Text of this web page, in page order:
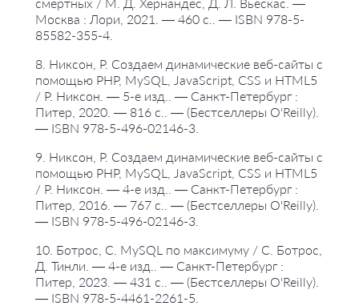
Москва : Лори, 2021. — 460 с.. — ISBN 978-5-
85582-355-4.
8. Никсон, Р. Создаем динамические веб-сайты с
помощью PHP, MySQL, JavaScript, CSS и HTML5
/ Р. Никсон. — 5-е изд.. — Санкт-Петербург :
Питер, 2020. — 816 с.. — (Бестселлеры O'Reilly).
— ISBN 978-5-496-02146-3.
9. Никсон, Р. Создаем динамические веб-сайты с
помощью PHP, MySQL, JavaScript, CSS и HTML5
/ Р. Никсон. — 4-е изд.. — Санкт-Петербург :
Питер, 2016. — 767 с.. — (Бестселлеры O'Reilly).
— ISBN 978-5-496-02146-3.
10. Ботрос, С. MySQL по максимуму / С. Ботрос,
Д. Тинли. — 4-е изд.. — Санкт-Петербург :
Питер, 2023. — 431 с.. — (Бестселлеры O'Reilly).
— ISBN 978-5-4461-2261-5.